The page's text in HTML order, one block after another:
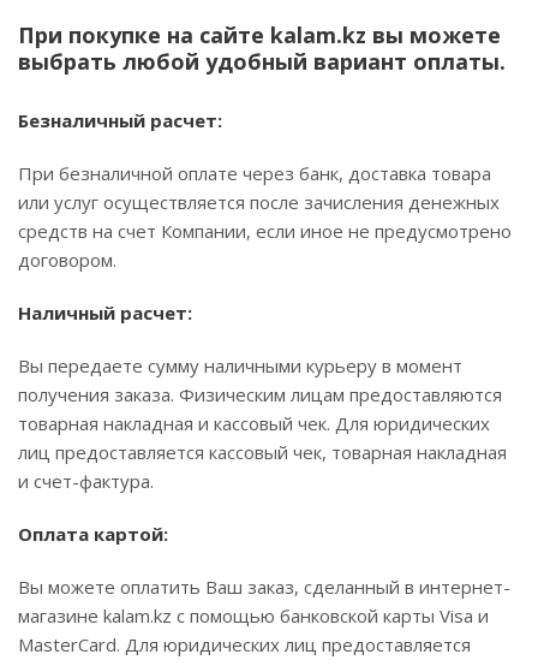
При покупке на сайте kalam.kz вы можете
выбрать любой удобный вариант оплаты.
Безналичный расчет:
При безналичной оплате через банк, доставка товара
или услуг осуществляется после зачисления денежных
средств на счет Компании, если иное не предусмотрено
договором.
Наличный расчет:
Вы передаете сумму наличными курьеру в момент
получения заказа. Физическим лицам предоставляются
товарная накладная и кассовый чек. Для юридических
лиц предоставляется кассовый чек, товарная накладная
и счет-фактура.
Оплата картой:
Вы можете оплатить Ваш заказ, сделанный в интернет-
магазине kalam.kz с помощью банковской карты Visa и
MasterCard. Для юридических лиц предоставляется